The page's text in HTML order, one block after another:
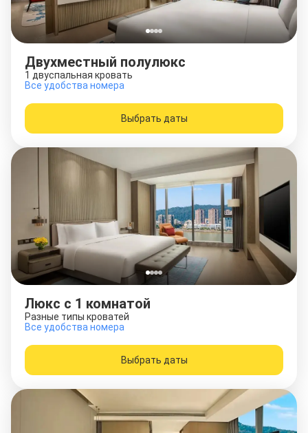
Двухместный полулюкс
1 двуспальная кровать
Все удобства номера
Выбрать даты
Люкс c 1 комнатой
Разные типы кроватей
Все удобства номера
Выбрать даты